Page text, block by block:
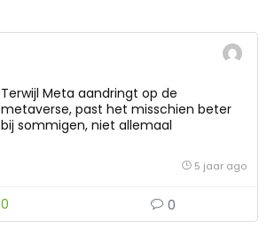
Terwijl Meta aandringt op de
metaverse, past het misschien beter
bij sommigen, niet allemaal
5 jaar ago
0 0